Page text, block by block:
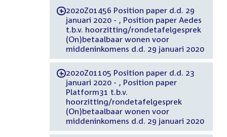
-2020Z01456 Position paper d.d. 29
januari 2020 - , Position paper Aedes
t.b.v. hoorzitting/rondetafelgesprek
(On)betaalbaar wonen voor
middeninkomens d.d. 29 januari 2020
-2020Z01105 Position paper d.d. 23
januari 2020 - , Position paper
Platform31 t.b.v.
hoorzitting/rondetafelgesprek
(On)betaalbaar wonen voor
middeninkomens d.d. 29 januari 2020